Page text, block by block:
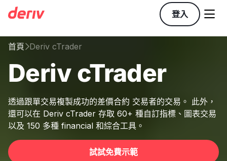
登入 
首頁Deriv cTrader
Deriv cTrader
透過跟單交易複製成功的差價合約 交易者的交易。 此外，
還可以在 Deriv cTrader 存取 60+ 種自訂指標、圖表交易
以及 150 多種 financial 和綜合工具。
試試免費示範